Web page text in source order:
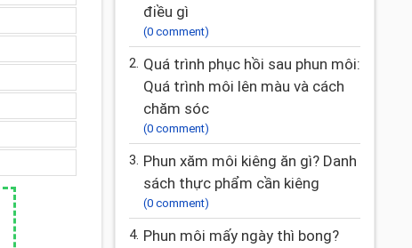
điều gì
(0 comment)
2. Quá trình phục hồi sau phun môi:
Quá trình môi lên màu và cách
chăm sóc
(0 comment)
3. Phun xăm môi kiêng ăn gì? Danh
sách thực phẩm cần kiêng
(0 comment)
4. Phun môi mấy ngày thì bong?